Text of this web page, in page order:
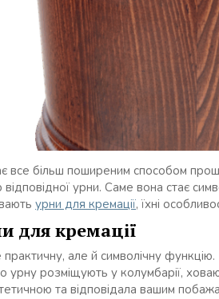
все більш поширеним способом
урни. Саме вона стає
урни для кремації, їхні
для кремації
але й символічну функцію.
урну розміщують у колумбарії,
та відповідала вашим